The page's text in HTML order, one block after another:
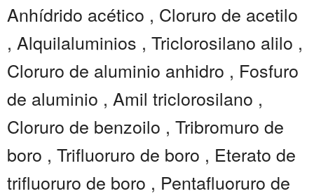
Anhídrido acético , Cloruro de acetilo
, Alquilaluminios , Triclorosilano alilo ,
Cloruro de aluminio anhidro , Fosfuro
de aluminio , Amil triclorosilano ,
Cloruro de benzoilo , Tribromuro de
boro , Trifluoruro de boro , Eterato de
trifluoruro de boro , Pentafluoruro de